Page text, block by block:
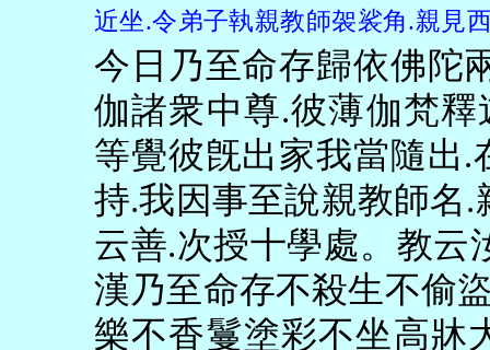
近坐.令弟子執親教師袈裟角.親見
今日乃至命存歸依佛陀
伽諸衆中尊.彼薄伽梵釋
等覺彼旣出家我當隨出.
持.我因事至說親教師名.
云善.次授十學處。教云
漢乃至命存不殺生不偷
樂不香鬘塗彩不坐高牀